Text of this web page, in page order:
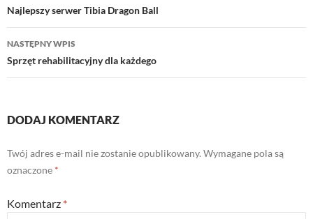
wpisu
Najlepszy serwer Tibia Dragon Ball
NASTĘPNY WPIS
Sprzęt rehabilitacyjny dla każdego
DODAJ KOMENTARZ
Twój adres e-mail nie zostanie opublikowany. Wymagane pola są
oznaczone *
Komentarz *